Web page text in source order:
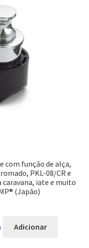
com função de alça,
PKL-08/CR e
caravana, iate e muito
(Japão)
Adicionar